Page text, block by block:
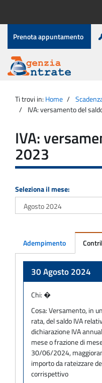
contenuto
Menu
di
servizio
Prenota appuntamento
Agenzia
Entrate
principale
Ti trovi in: Home
IVA: versamento del
IVA:
2023
Seleziona il mese:
Adempimento
30 Agosto 2024
Chi:�
Cosa:Versamento, in
rata, del saldo IVA
dichiarazione IVA
mese o frazione di
30/06/2024,
importo da rateizzare
corrispettivo